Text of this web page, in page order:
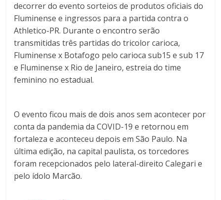
decorrer do evento sorteios de produtos oficiais do
Fluminense e ingressos para a partida contra o
Athletico-PR. Durante o encontro serão
transmitidas três partidas do tricolor carioca,
Fluminense x Botafogo pelo carioca sub15 e sub 17
e Fluminense x Rio de Janeiro, estreia do time
feminino no estadual.
O evento ficou mais de dois anos sem acontecer por
conta da pandemia da COVID-19 e retornou em
fortaleza e aconteceu depois em São Paulo. Na
última edição, na capital paulista, os torcedores
foram recepcionados pelo lateral-direito Calegari e
pelo ídolo Marcão.